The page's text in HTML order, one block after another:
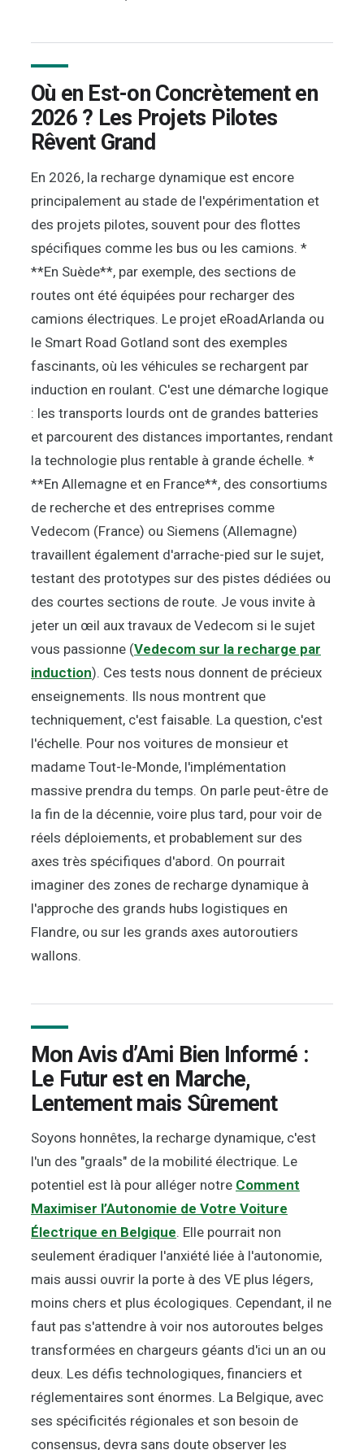
Où en Est-on Concrètement en
2026 ? Les Projets Pilotes
Rêvent Grand
En 2026, la recharge dynamique est encore
principalement au stade de l'expérimentation et
des projets pilotes, souvent pour des flottes
spécifiques comme les bus ou les camions. *
**En Suède**, par exemple, des sections de
routes ont été équipées pour recharger des
camions électriques. Le projet eRoadArlanda ou
le Smart Road Gotland sont des exemples
fascinants, où les véhicules se rechargent par
induction en roulant. C'est une démarche logique
: les transports lourds ont de grandes batteries
et parcourent des distances importantes, rendant
la technologie plus rentable à grande échelle. *
**En Allemagne et en France**, des consortiums
de recherche et des entreprises comme
Vedecom (France) ou Siemens (Allemagne)
travaillent également d'arrache-pied sur le sujet,
testant des prototypes sur des pistes dédiées ou
des courtes sections de route. Je vous invite à
jeter un œil aux travaux de Vedecom si le sujet
vous passionne (Vedecom sur la recharge par
induction). Ces tests nous donnent de précieux
enseignements. Ils nous montrent que
techniquement, c'est faisable. La question, c'est
l'échelle. Pour nos voitures de monsieur et
madame Tout-le-Monde, l'implémentation
massive prendra du temps. On parle peut-être de
la fin de la décennie, voire plus tard, pour voir de
réels déploiements, et probablement sur des
axes très spécifiques d'abord. On pourrait
imaginer des zones de recharge dynamique à
l'approche des grands hubs logistiques en
Flandre, ou sur les grands axes autoroutiers
wallons.
Mon Avis d’Ami Bien Informé :
Le Futur est en Marche,
Lentement mais Sûrement
Soyons honnêtes, la recharge dynamique, c'est
l'un des "graals" de la mobilité électrique. Le
potentiel est là pour alléger notre Comment
Maximiser l’Autonomie de Votre Voiture
Électrique en Belgique. Elle pourrait non
seulement éradiquer l'anxiété liée à l'autonomie,
mais aussi ouvrir la porte à des VE plus légers,
moins chers et plus écologiques. Cependant, il ne
faut pas s'attendre à voir nos autoroutes belges
transformées en chargeurs géants d'ici un an ou
deux. Les défis technologiques, financiers et
réglementaires sont énormes. La Belgique, avec
ses spécificités régionales et son besoin de
consensus, devra sans doute observer les